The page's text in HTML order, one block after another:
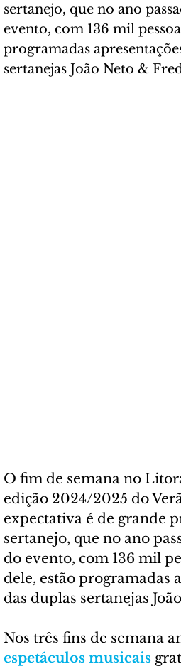
sertanejo, que no ano
evento, com 136 mil
programadas
sertanejas João Neto &
O fim de semana no
edição 2024/2025 do
expectativa é de grande
sertanejo, que no ano
do evento, com 136 mil
dele, estão programadas
das duplas sertanejas
Nos três fins de semana
espetáculos musicais